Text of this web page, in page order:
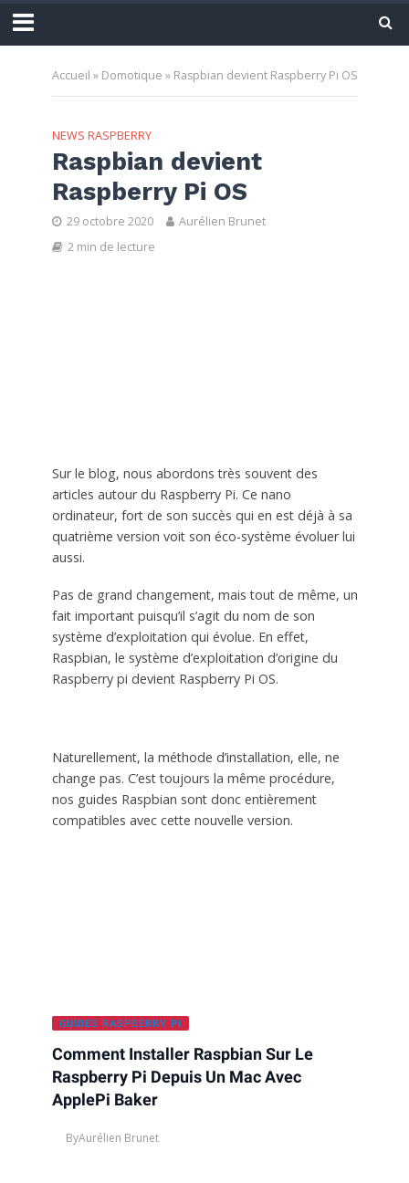
Accueil » Domotique » Raspbian devient Raspberry Pi OS
NEWS RASPBERRY
Raspbian devient
Raspberry Pi OS
29 octobre 2020
Aurélien Brunet
2 min de lecture
Sur le blog, nous abordons très souvent des
articles autour du Raspberry Pi. Ce nano
ordinateur, fort de son succès qui en est déjà à sa
quatrième version voit son éco-système évoluer lui
aussi.
Pas de grand changement, mais tout de même, un
fait important puisqu’il s’agit du nom de son
système d’exploitation qui évolue. En effet,
Raspbian, le système d’exploitation d’origine du
Raspberry pi devient Raspberry Pi OS.
Naturellement, la méthode d’installation, elle, ne
change pas. C’est toujours la même procédure,
nos guides Raspbian sont donc entièrement
compatibles avec cette nouvelle version.
GUIDES RASPBERRY PI
Comment Installer Raspbian Sur Le
Raspberry Pi Depuis Un Mac Avec
ApplePi Baker
ByAurélien Brunet